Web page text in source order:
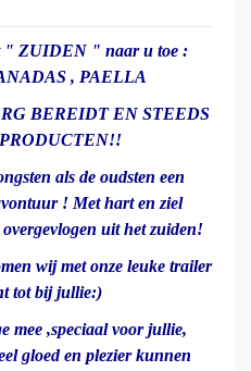
" ZUIDEN " naar u toe :
, PAELLA
BEREIDT EN STEEDS
als de oudsten een
! Met hart en ziel
uit het zuiden!
wij met onze leuke trailer
tot bij jullie:)
mee ,speciaal voor jullie,
gloed en plezier kunnen